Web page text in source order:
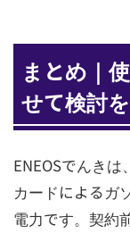
まとめ｜
せて検討を
ENEOSでんき
カードによるガ
電力です。契約